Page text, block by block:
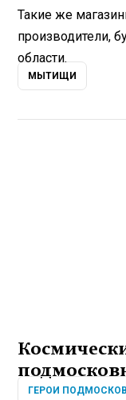
Такие же
производители,
области.
МЫТИЩИ
ГЕРОИ